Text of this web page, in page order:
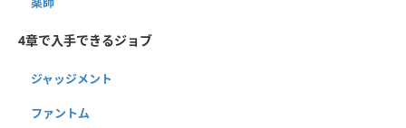
4章で入手できるジョブ
ジャッジメント
ファントム